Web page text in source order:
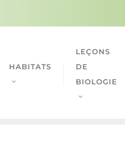
HABITATS
LEÇONS
DE
BIOLOGIE